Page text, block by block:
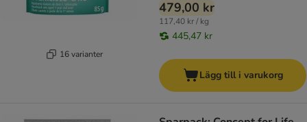
16 varianter
479,00 kr
117,40 kr / kg
445,47 kr
Lägg till i varukorg